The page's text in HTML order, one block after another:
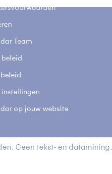
Team
beleid
instellingen
op jouw website
Geen tekst- en datamining.